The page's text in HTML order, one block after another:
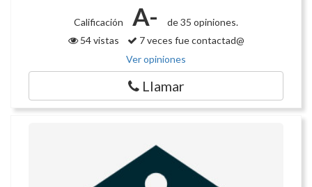
Calificación A-
de 35 opiniones.
54 vistas
7 veces fue contactad@
Ver opiniones
Llamar